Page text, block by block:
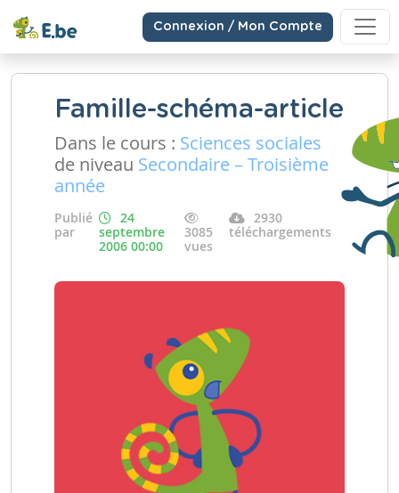
Connexion / Mon Compte
Famille-schéma-article
Dans le cours : Sciences sociales
de niveau Secondaire – Troisième
année
Publié
par
24
septembre
2006 00:00
3085
vues
2930
téléchargements